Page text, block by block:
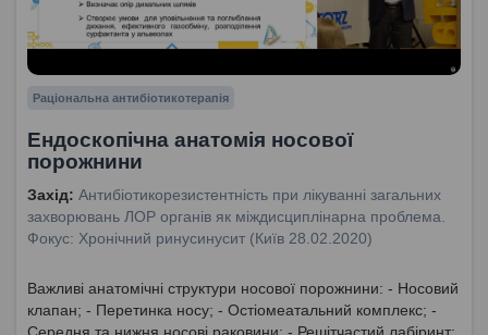
Раціональна антибіотикотерапія
Ендоскопічна анатомія носової
порожнини
Захід: Антибіотикорезистентність при лікуванні загальних
захворювань ЛОР органів як міждисциплінарна проблема.
Фокус: Хронічний ринусинусит (Київ 28.02.2020)
Важливі анатомічні структури носової порожнини: - Носовий
клапан; - Перетинка носу; - Остіомеатальний комплекс; -
Середня та нижня носові раковини; - Решітчастий лабіринт;